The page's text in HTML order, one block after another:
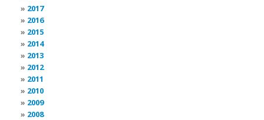
2017
2016
2015
2014
2013
2012
2011
2010
2009
2008